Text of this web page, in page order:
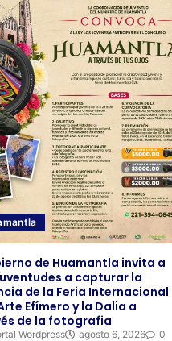
de Huamantla invita a
a capturar la
de la Feria Internacional
Efímero y la Dalia a
de la fotografia
Wordpress agosto 6, 2026 0